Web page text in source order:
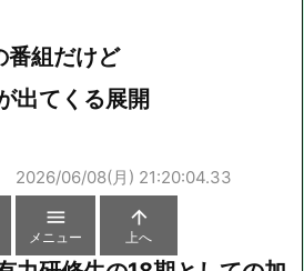
番組だけど
出てくる展開
2026/06/08(月) 21:20:04.33

メニュー

上へ